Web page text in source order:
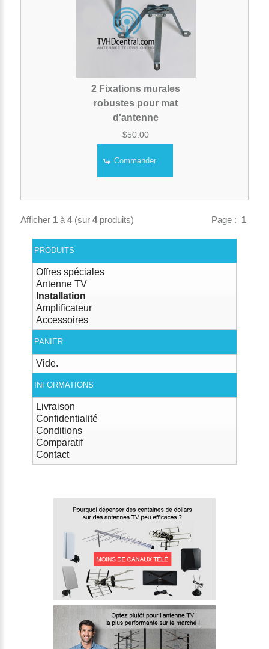
2 Fixations murales
robustes pour mat
d'antenne
$50.00
Commander
Page : 1
Afficher 1à 4(sur 4produits)
PRODUITS
Offres spéciales
Antenne TV
Installation
Amplificateur
Accessoires
PANIER
Vide.
INFORMATIONS
Livraison
Confidentialité
Conditions
Comparatif
Contact